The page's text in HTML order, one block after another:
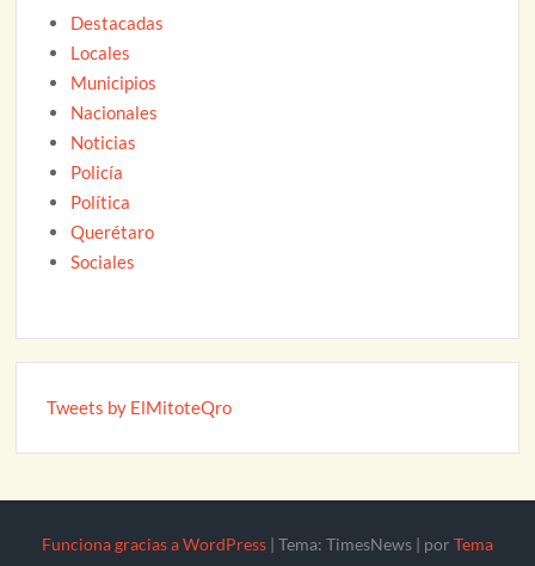
Destacadas
Locales
Municipios
Nacionales
Noticias
Policía
Política
Querétaro
Sociales
Tweets by ElMitoteQro
Funciona gracias a WordPress | Tema: TimesNews | por Tema